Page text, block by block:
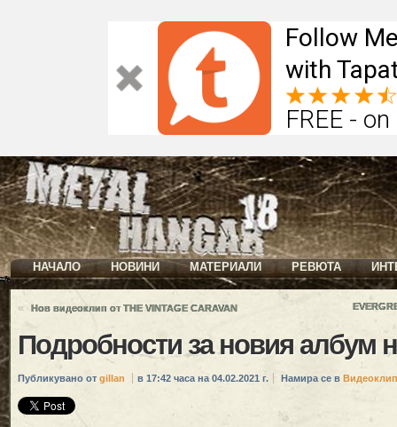
Follow
with
FREE -
НАЧАЛО НОВИНИ МАТЕРИАЛИ РЕВЮТА
« Нов видеоклип от THE VINTAGE CARAVAN
Подробности за новия албум
Публикувано от gillan в 17:42 часа на 04.02.2021 г. Намира се в